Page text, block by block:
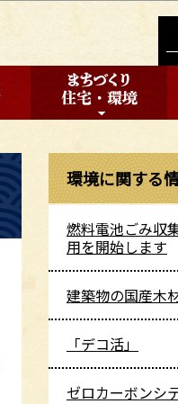
環境に関する
燃料電池ごみ収
用を開始します
建築物の国産木
「デコ活」
ゼロカーボンシ